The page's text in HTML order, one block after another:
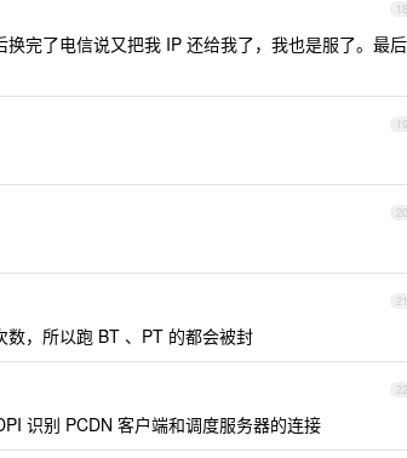
18
完了电信说又把我 IP 还给我了，我也是服了。最后
19
20
21
，所以跑 BT 、PT 的都会被封
22
识别 PCDN 客户端和调度服务器的连接